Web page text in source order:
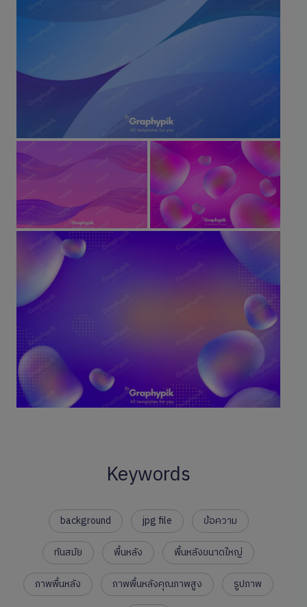
Keywords
background jpg file
ข้อความ
ทันสมัย
พื้นหลัง
พื้นหลังขนาดใหญ่
ภาพพื้นหลัง
ภาพพื้นหลังคุณภาพสูง
รูปภาพ